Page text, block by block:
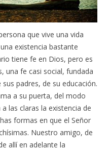
que vive una vida
existencia bastante
tiene fe en Dios, pero es
una fe casi social, fundada
padres, de su educación.
a su puerta, del modo
las claras la existencia de
formas en que el Señor
Nuestro amigo, de
allí en adelante la